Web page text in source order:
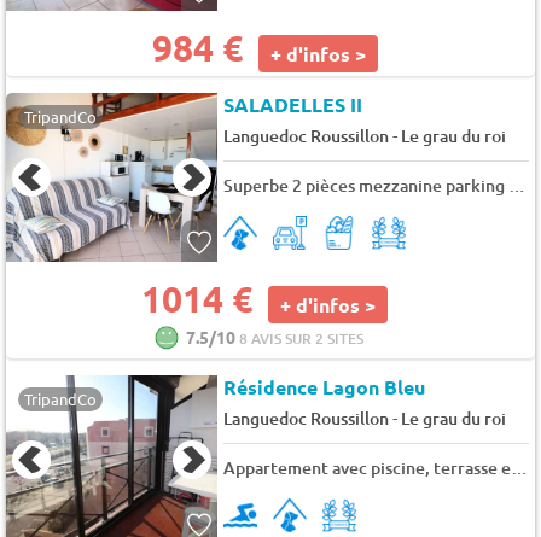
984 € + d'infos >
TripandCo SALADELLES II
Languedoc Roussillon- Le grau du roi
Superbe 2 pièces mezzanine parking terrasse clim - 4 pers. - 33m2 - TV - Animaux admis
1014 € + d'infos >
7.5/108 AVIS SUR 2 SITES
TripandCo Résidence Lagon Bleu
Languedoc Roussillon- Le grau du roi
Appartement avec piscine, terrasse et proche mer - 4 pers. - 30m2 - clim - TV